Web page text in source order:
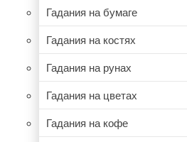
Гадания на бумаге
Гадания на костях
Гадания на рунах
Гадания на цветах
Гадания на кофе